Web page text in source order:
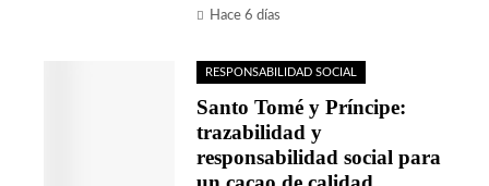
Hace 6 días
RESPONSABILIDAD SOCIAL
Santo Tomé y Príncipe:
trazabilidad y
responsabilidad social para